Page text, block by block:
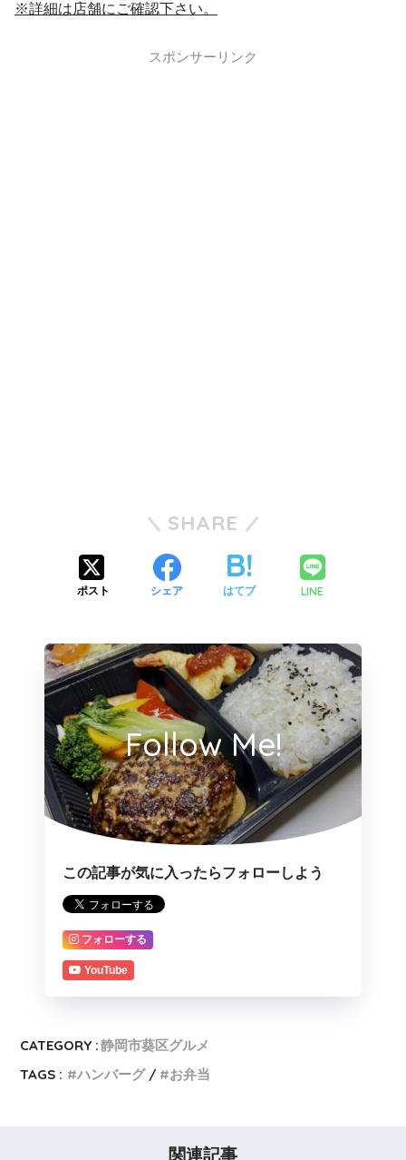
※詳細は店舗にご確認下さい。
スポンサーリンク
SHARE
ポスト シェア はてブ LINE
Follow Me!
この記事が気に入ったらフォローしよう
フォローする
YouTube
CATEGORY :静岡市葵区グルメ
TAGS :
ハンバーグ お弁当
関連記事